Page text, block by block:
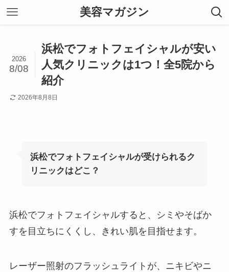
美容マガジン
浜松でフォトフェイシャルが安い
人気クリニックは1つ！全5院から
紹介
2026
8/08
2026年8月8日
浜松でフォトフェイシャルが受けられるク
リニックはどこ？
浜松でフォトフェイシャルすると、シミやそばか
すを目立ちにくくし、きれい肌を目指せます。
レーザー照射のフラッシュライトが、ニキビやニ